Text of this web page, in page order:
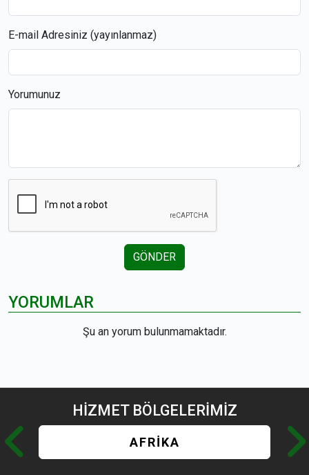
E-mail Adresiniz (yayınlanmaz)
Yorumunuz
GÖNDER
YORUMLAR
Şu an yorum bulunmamaktadır.
HİZMET BÖLGELERİMİZ
AFRİKA